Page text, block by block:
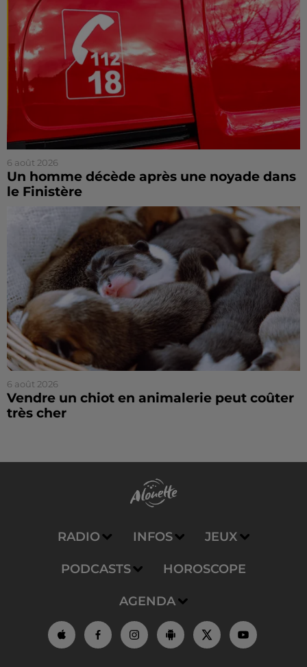
6 août 2026
Un homme décède après une noyade dans
le Finistère
6 août 2026
Vendre un chiot en animalerie peut coûter
très cher
RADIO INFOS JEUX
PODCASTS HOROSCOPE
AGENDA